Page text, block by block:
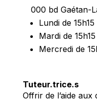
000 bd Gaétan-
Lundi de
Mardi de
Mercredi de
Tuteur.trice.s
Offrir de l’aide